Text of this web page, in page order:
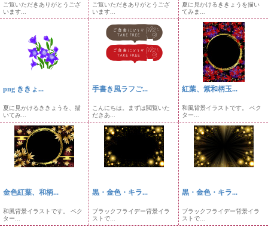
ご覧いただきありがとうござ
います...
ご覧いただきありがとうござ
います...
夏に見かけるききょうを描い
てみま...
png ききょ...
夏に見かけるききょうを、描
いてみ...
手書き風ラフご...
こんにちは。まずは閲覧いた
だきあ...
紅葉、紫和柄玉...
和風背景イラストです。 ベク
ター...
金色紅葉、和柄...
和風背景イラストです。 ベク
ター...
黒・金色・キラ...
ブラックフライデー背景イラ
ストで...
黒・金色・キラ...
ブラックフライデー背景イラ
ストで...